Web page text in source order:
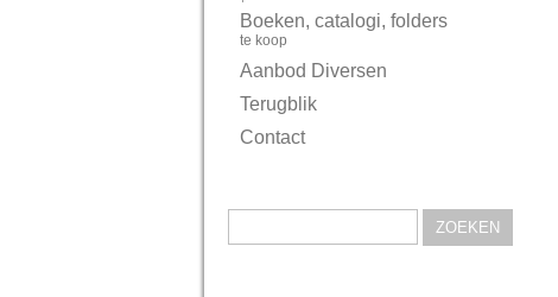
Boeken, catalogi, folders
te koop
Aanbod Diversen
Terugblik
Contact
naar: